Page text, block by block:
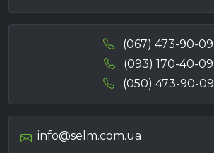
(067) 473-90-09
(093) 170-40-09
(050) 473-90-09
info@selm.com.ua